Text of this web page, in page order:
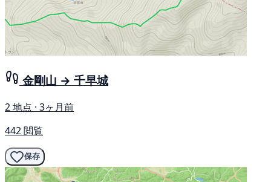
金剛山 → 千早城
2 地点 · 3ヶ月前
442 閲覧
保存